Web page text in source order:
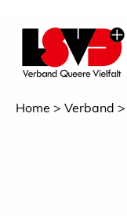
Home Verband